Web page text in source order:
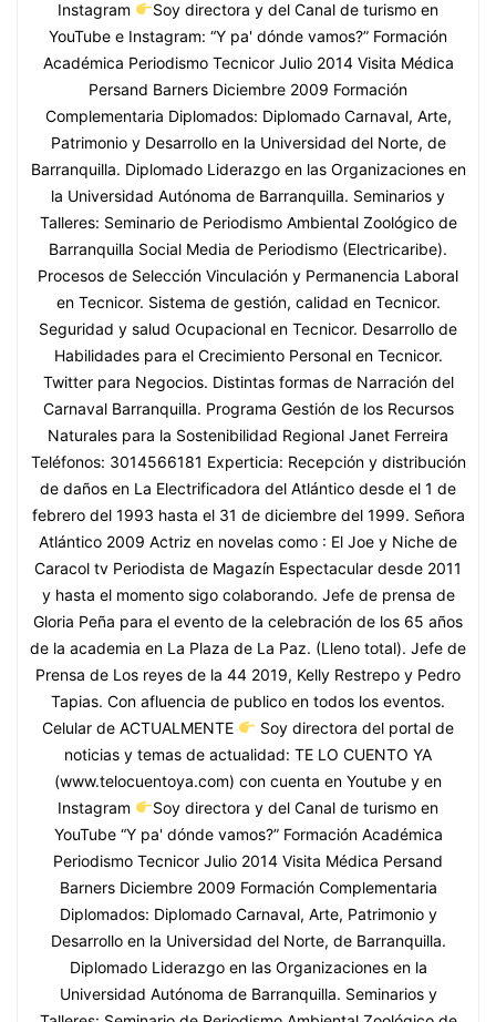
Instagram
Soy directora y del Canal de turismo en
YouTube e Instagram: “Y pa' dónde vamos?” Formación
Académica Periodismo Tecnicor Julio 2014 Visita Médica
Persand Barners Diciembre 2009 Formación
Complementaria Diplomados: Diplomado Carnaval, Arte,
Patrimonio y Desarrollo en la Universidad del Norte, de
Barranquilla. Diplomado Liderazgo en las Organizaciones en
la Universidad Autónoma de Barranquilla. Seminarios y
Talleres: Seminario de Periodismo Ambiental Zoológico de
Barranquilla Social Media de Periodismo (Electricaribe).
Procesos de Selección Vinculación y Permanencia Laboral
en Tecnicor. Sistema de gestión, calidad en Tecnicor.
Seguridad y salud Ocupacional en Tecnicor. Desarrollo de
Habilidades para el Crecimiento Personal en Tecnicor.
Twitter para Negocios. Distintas formas de Narración del
Carnaval Barranquilla. Programa Gestión de los Recursos
Naturales para la Sostenibilidad Regional Janet Ferreira
Teléfonos: 3014566181 Experticia: Recepción y distribución
de daños en La Electrificadora del Atlántico desde el 1 de
febrero del 1993 hasta el 31 de diciembre del 1999. Señora
Atlántico 2009 Actriz en novelas como : El Joe y Niche de
Caracol tv Periodista de Magazín Espectacular desde 2011
y hasta el momento sigo colaborando. Jefe de prensa de
Gloria Peña para el evento de la celebración de los 65 años
de la academia en La Plaza de La Paz. (Lleno total). Jefe de
Prensa de Los reyes de la 44 2019, Kelly Restrepo y Pedro
Tapias. Con afluencia de publico en todos los eventos.
Celular de ACTUALMENTE
Soy directora del portal de
noticias y temas de actualidad: TE LO CUENTO YA
(www.telocuentoya.com) con cuenta en Youtube y en
Instagram
Soy directora y del Canal de turismo en
YouTube “Y pa' dónde vamos?” Formación Académica
Periodismo Tecnicor Julio 2014 Visita Médica Persand
Barners Diciembre 2009 Formación Complementaria
Diplomados: Diplomado Carnaval, Arte, Patrimonio y
Desarrollo en la Universidad del Norte, de Barranquilla.
Diplomado Liderazgo en las Organizaciones en la
Universidad Autónoma de Barranquilla. Seminarios y